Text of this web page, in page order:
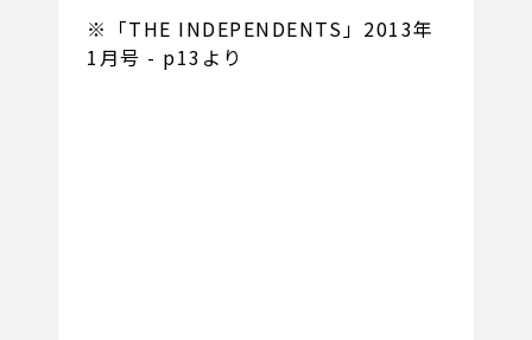
※「THE INDEPENDENTS」2013年
1月号 - p13より